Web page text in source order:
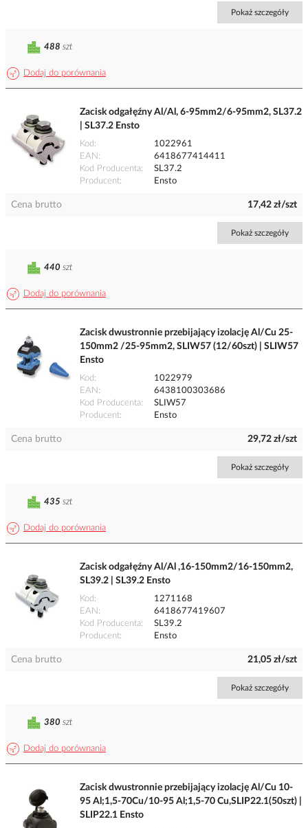
Pokaż szczegóły
Dodaj do porównania
488 szt
Zacisk odgałęźny Al/Al, 6-95mm2/6-95mm2, SL37.2
| SL37.2 Ensto
Kod
1022961
EAN
6418677414411
Kod Producenta
SL37.2
Producent
Ensto
Cena brutto 17,42 zł/szt
Pokaż szczegóły
Dodaj do porównania
440 szt
Zacisk dwustronnie przebijający izolację Al/Cu 25-
150mm2 /25-95mm2, SLIW57 (12/60szt) | SLIW57
Ensto
Kod
1022979
EAN
6438100303686
Kod Producenta
SLIW57
Producent
Ensto
Cena brutto 29,72 zł/szt
Pokaż szczegóły
Dodaj do porównania
435 szt
Zacisk odgałęźny Al/Al ,16-150mm2/16-150mm2,
SL39.2 | SL39.2 Ensto
Kod
1271168
EAN
6418677419607
Kod Producenta
SL39.2
Producent
Ensto
Cena brutto 21,05 zł/szt
Pokaż szczegóły
Dodaj do porównania
380 szt
Zacisk dwustronnie przebijający izolację Al/Cu 10-
95 Al;1,5-70Cu/10-95 Al;1,5-70 Cu,SLIP22.1(50szt) |
SLIP22.1 Ensto